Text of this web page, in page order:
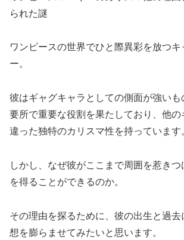
られた謎
ワンピースの世界でひと際異彩を放つ
ー。
彼はギャグキャラとしての側面が強い
要所で重要な役割を果たしており、他の
違った独特のカリスマ性を持っています
しかし、なぜ彼がここまで周囲を惹き
を得ることができるのか。
その理由を探るために、彼の出生と過
想を膨らませてみたいと思います。